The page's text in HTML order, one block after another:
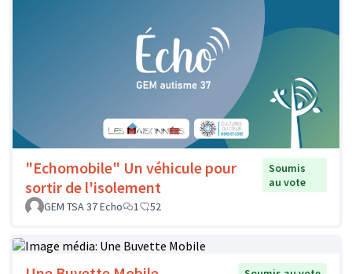
"Echomobile" Un véhicule pour
sortir de l'isolement
Soumis
au vote
GEM TSA 37 Echo
1 52